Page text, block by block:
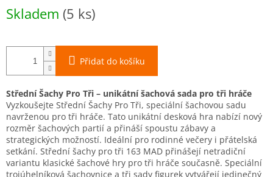
cena:
Skladem (5 ks)
Přidat do košíku
Střední Šachy Pro Tři – unikátní šachová sada pro tři hráče
Vyzkoušejte Střední Šachy Pro Tři, speciální šachovou sadu
navrženou pro tři hráče. Tato unikátní desková hra nabízí nový
rozměr šachových partií a přináší spoustu zábavy a
strategických možností. Ideální pro rodinné večery i přátelská
setkání. Střední šachy pro tři 163 MAD přinášejí netradiční
variantu klasické šachové hry pro tři hráče současně. Speciální
trojúhelníková šachovnice a tři sady figurek vytvářejí jedinečný